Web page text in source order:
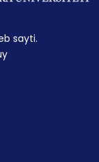
sayti.